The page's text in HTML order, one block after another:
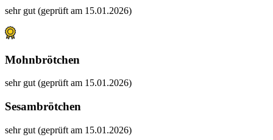
sehr gut (geprüft am 15.01.2026)
Mohnbrötchen
sehr gut (geprüft am 15.01.2026)
Sesambrötchen
sehr gut (geprüft am 15.01.2026)